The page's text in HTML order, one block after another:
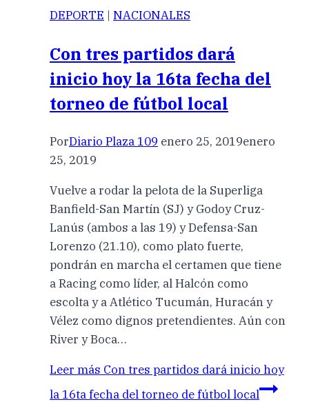
DEPORTE | NACIONALES
Con tres partidos dará
inicio hoy la 16ta fecha del
torneo de fútbol local
PorDiario Plaza 109 enero 25, 2019enero
25, 2019
Vuelve a rodar la pelota de la Superliga
Banfield-San Martín (SJ) y Godoy Cruz-
Lanús (ambos a las 19) y Defensa-San
Lorenzo (21.10), como plato fuerte,
pondrán en marcha el certamen que tiene
a Racing como líder, al Halcón como
escolta y a Atlético Tucumán, Huracán y
Vélez como dignos pretendientes. Aún con
River y Boca…
Leer más Con tres partidos dará inicio hoy
la 16ta fecha del torneo de fútbol local